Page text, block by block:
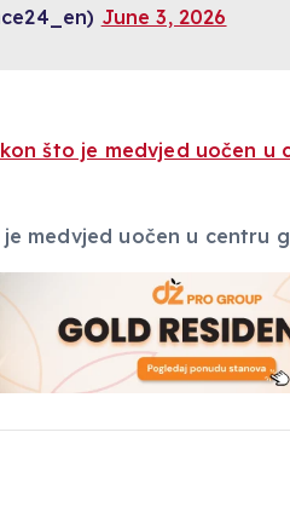
June 3, 2026
što je medvjed uočen u